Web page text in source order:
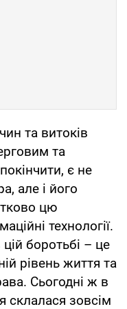
та витоків
та
є не
але і його
цю
технології.
боротьбі – це
рівень життя та
Сьогодні ж в
склалася зовсім